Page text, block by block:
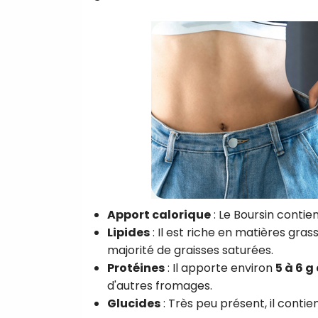
Apport calorique: Le Boursin
Lipides: Il est riche en matières
majorité de graisses saturées.
Protéines: Il apporte environ 5 à 6
d'autres fromages.
Glucides: Très peu présent, il